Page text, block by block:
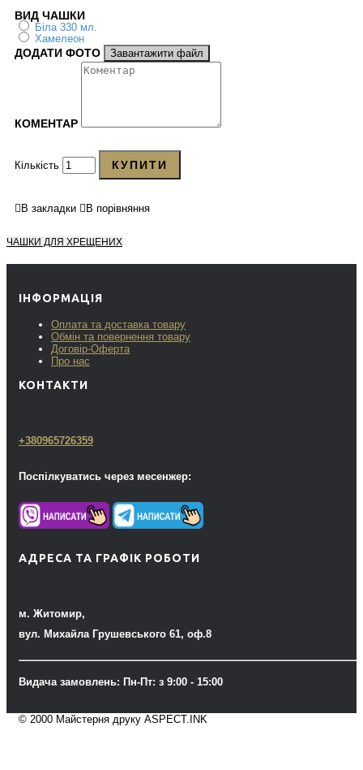
ВИД ЧАШКИ
Біла 330 мл.
Хамелеон
ДОДАТИ ФОТО Завантажити файл
КОМЕНТАР
Кількість КУПИТИ
В закладки В порівняння
ЧАШКИ ДЛЯ ХРЕЩЕНИХ
ІНФОРМАЦІЯ
Оплата та доставка товару
Обмін та повернення товару
Договір-Оферта
Про нас
КОНТАКТИ
+380965726359
Поспілкуватись через месенжер:
АДРЕСА ТА ГРАФІК РОБОТИ
м. Житомир,
вул. Михайла Грушевського 61, оф.8
Видача замовлень: Пн-Пт: з 9:00 - 15:00
© 2000 Майстерня друку ASPECT.INK